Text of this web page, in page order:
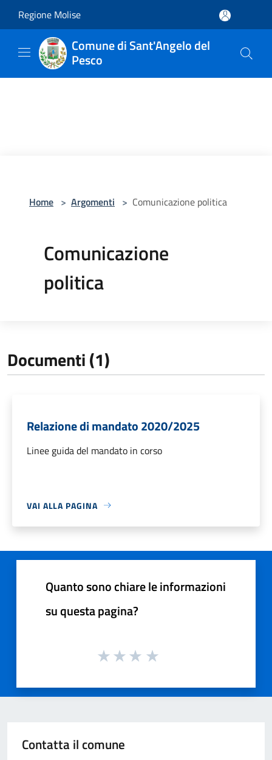
Regione Molise
Comune di Sant'Angelo del
Pesco
Home > Argomenti > Comunicazione politica
Comunicazione
politica
Documenti (1)
Relazione di mandato 2020/2025
Linee guida del mandato in corso
VAI ALLA PAGINA
Quanto sono chiare le informazioni
su questa pagina?
Contatta il comune